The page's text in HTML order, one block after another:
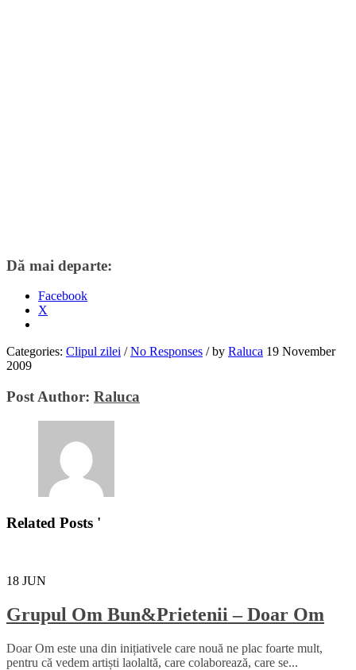
Dă mai departe:
Facebook
X
Categories: Clipul zilei / No Responses /by Raluca 19 November
2009
Post Author: Raluca
Related Posts '
18 JUN
Grupul Om Bun&Prietenii – Doar Om
Doar Om este una din inițiativele care nouă ne plac foarte mult,
pentru că vedem artiști laolaltă, care colaborează, care se...